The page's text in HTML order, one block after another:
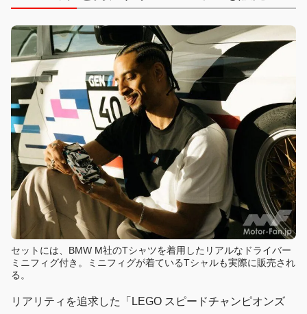
セットには、BMW M社のTシャツを着用したリアルなドライバー
ミニフィグ付き。ミニフィグが着ているTシャルも実際に販売され
る。
リアリティを追求した「LEGO スピードチャンピオンズ